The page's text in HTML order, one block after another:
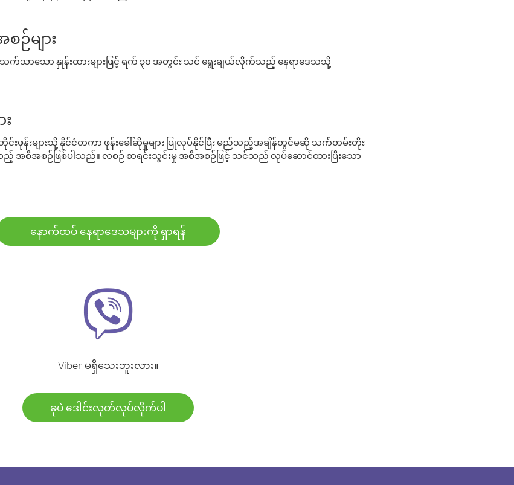
များ
က်သာသော နှုန်းထားများဖြင့် ရက် ၃၀ အတွင်း သင် ရွေးချယ်လိုက်သည့် နေရာဒေသသို့
င်းဖုန်းများသို့ နိုင်ငံတကာ ဖုန်းခေါ်ဆိုမှုများ ပြုလုပ်နိုင်ပြီး မည်သည့်အချိန်တွင်မဆို သက်တမ်းတိုး
အစီအစဉ်ဖြစ်ပါသည်။ လစဉ် စာရင်းသွင်းမှု အစီအစဉ်ဖြင့် သင်သည် လုပ်ဆောင်ထားပြီးသော
နောက်ထပ် နေရာဒေသများကို ရှာရန်
Viber မရှိသေးဘူးလား။
ခုပဲ ဒေါင်းလုတ်လုပ်လိုက်ပါ